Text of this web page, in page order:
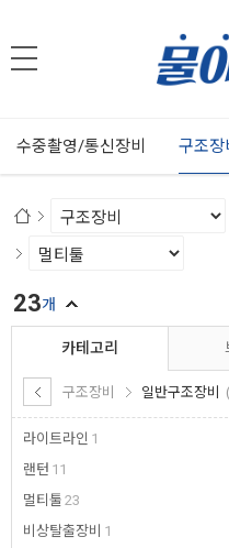
수중촬영/통신장비 구조장
카테고리
구조장비 일반구조장비
라이트라인 1
랜턴 11
멀티툴 23
비상탈출장비 1
23개